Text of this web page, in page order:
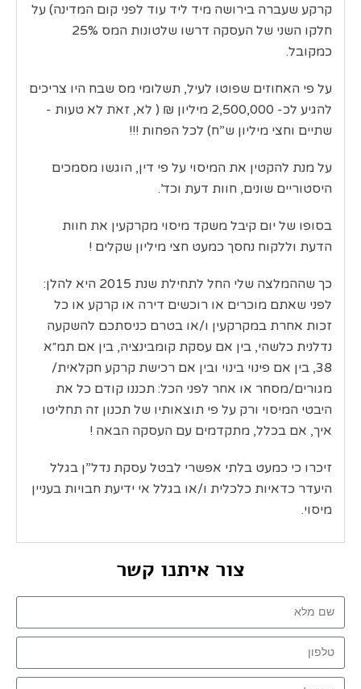
קרקע שעברה בירושה מיד ליד עוד לפני קום המדינה) על
חלקו השני של העסקה דרשו שלטונות המס 25%
כמקובל.
על פי האחוזים שפוטו לעיל, תשלומי מס שבח היו צריכים
להגיע לכ- 2,500,000 מיליון ₪ ( לא, זאת לא טעות -
שתיים וחצי מיליון ש”ח) לכל הפחות !!!
על מנת להקטין את המיסוי על פי דין, הוגשו מסמכים
היסטוריים שונים, חוות דעת וכד’.
בסופו של יום קיבל משקד מיסוי מקרקעין את חוות
הדעת וללקוח נחסך כמעט חצי מיליון שקלים !
כך שההמלצה שלי החל לתחילת שנת 2015 היא להלן:
לפני שאתם מוכרים או רוכשים דירה או קרקע או כל
זכות אחרת במקרקעין ו/או בטרם כניסתכם להשקעה
נדלנית כלשהי, בין אם עסקת קומבינציה, בין אם תמ״א
38, בין אם פינוי בינוי ובין אם רכישת קרקע חקלאית/
מגורים/מסחר או אחר לפני הכל: תכננו קודם כל את
היבטי המיסוי ורק על פי תוצאותיו של תכנון זה תחליטו
איך, אם בכלל, מתקדמים עם העסקה הבאה !
זיכרו כי כמעט בלתי אפשרי לבטל עסקת נדל”ן בגלל
היעדר כדאיות כלכלית ו/או בגלל אי ידיעת חבויות בעניין
מיסוי.
צור איתנו קשר